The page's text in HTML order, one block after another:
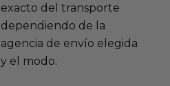
exacto del transporte
dependiendo de la
agencia de envío elegida
y el modo.